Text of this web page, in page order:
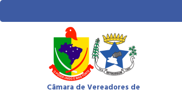
Câmara de Vereadores de